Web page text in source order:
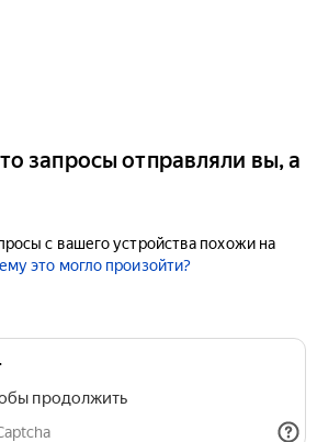
запросы отправляли вы, а
с вашего устройства похожи на
это могло произойти?
продолжить